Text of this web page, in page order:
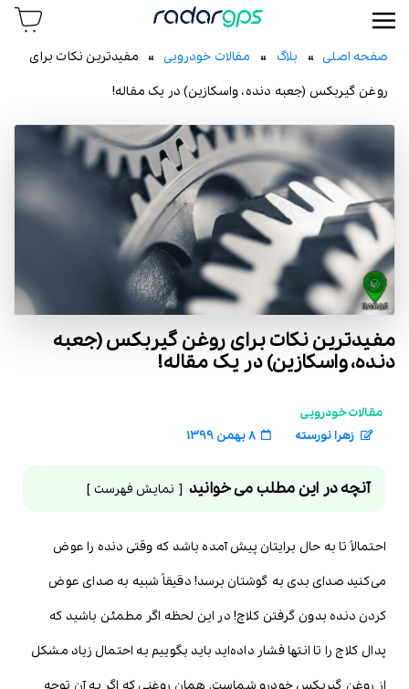
رادار جی پی اس
صفحه اصلی» بلاگ » مقالات خودرویی » مفیدترین نکات برای
روغن گیربکس (جعبه دنده، واسکازین) در یک مقاله!
مفیدترین نکات برای روغن گیربکس (جعبه
دنده، واسکازین) در یک مقاله!
مقالات خودرویی
زهرا نورسته
8 بهمن 1399
آنچه در این مطلب می خوانید نمایش فهرست
احتمالاً تا به حال برایتان پیش آمده باشد که وقتی دنده را عوض
می‌کنید صدای بدی به گوشتان برسد! دقیقاً شبیه به صدای عوض
کردن دنده بدون گرفتن کلاچ! در این لحظه اگر مطمئن باشید که
پدال کلاچ را تا انتها فشار داده‌اید باید بگوییم به احتمال زیاد مشکل